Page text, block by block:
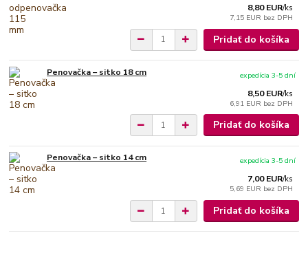
8,80 EUR/ks
7,15 EUR bez DPH
Pridať do košíka
Penovačka – sitko 18 cm
8,50 EUR/ks
6,91 EUR bez DPH
expedícia 3-5 dní
Pridať do košíka
Penovačka – sitko 14 cm
7,00 EUR/ks
5,69 EUR bez DPH
expedícia 3-5 dní
Pridať do košíka